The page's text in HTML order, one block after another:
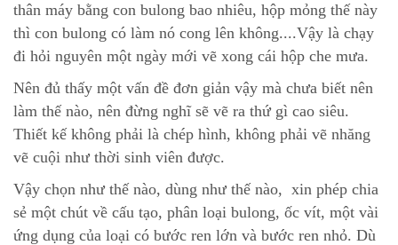
thân máy bằng con bulong bao nhiêu, hộp mỏng thế này
thì con bulong có làm nó cong lên không....Vậy là chạy
đi hỏi nguyên một ngày mới vẽ xong cái hộp che mưa.
Nên đủ thấy một vấn đề đơn giản vậy mà chưa biết nên
làm thế nào, nên đừng nghĩ sẽ vẽ ra thứ gì cao siêu.
Thiết kế không phải là chép hình, không phải vẽ nhăng
vẽ cuội như thời sinh viên được.
Vậy chọn như thế nào, dùng như thế nào, xin phép chia
sẻ một chút về cấu tạo, phân loại bulong, ốc vít, một vài
ứng dụng của loại có bước ren lớn và bước ren nhỏ. Dù